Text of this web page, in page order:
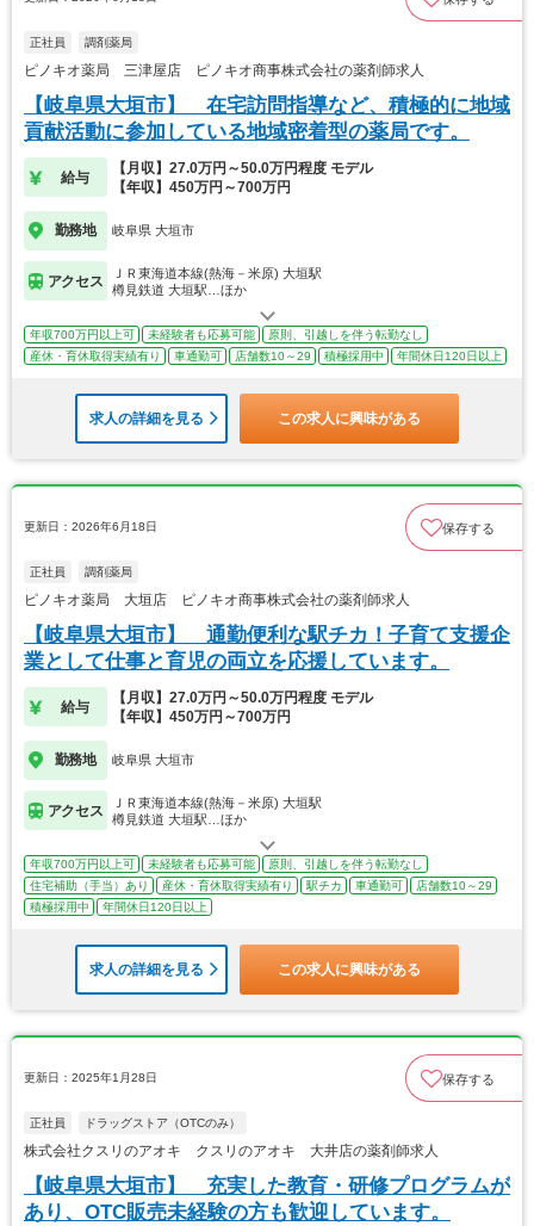
正社員 調剤薬局
ピノキオ薬局 三津屋店 ピノキオ商事株式会社の薬剤師求人
【岐阜県大垣市】 在宅訪問指導など、積極的に地域
貢献活動に参加している地域密着型の薬局です。
給与
【月収】27.0万円～50.0万円程度 モデル
【年収】450万円～700万円
勤務地 岐阜県 大垣市
アクセス
ＪＲ東海道本線(熱海－米原) 大垣駅
樽見鉄道 大垣駅…ほか
年収700万円以上可 未経験者も応募可能
原則、引越しを伴う転勤なし
産休・育休取得実績有り
車通勤可 店舗数10～29 積極採用中 年間休日120日以上
求人の詳細を見る この求人に興味がある
更新日：2026年6月18日 保存する
正社員 調剤薬局
ピノキオ薬局 大垣店 ピノキオ商事株式会社の薬剤師求人
【岐阜県大垣市】 通勤便利な駅チカ！子育て支援企
業として仕事と育児の両立を応援しています。
給与
【月収】27.0万円～50.0万円程度 モデル
【年収】450万円～700万円
勤務地 岐阜県 大垣市
アクセス
ＪＲ東海道本線(熱海－米原) 大垣駅
樽見鉄道 大垣駅…ほか
年収700万円以上可 未経験者も応募可能
原則、引越しを伴う転勤なし
住宅補助（手当）あり
産休・育休取得実績有り 駅チカ 車通勤可
店舗数10～29
積極採用中
年間休日120日以上
求人の詳細を見る この求人に興味がある
更新日：2025年1月28日 保存する
正社員 ドラッグストア（OTCのみ）
株式会社クスリのアオキ クスリのアオキ 大井店の薬剤師求人
【岐阜県大垣市】 充実した教育・研修プログラムが
あり、OTC販売未経験の方も歓迎しています。